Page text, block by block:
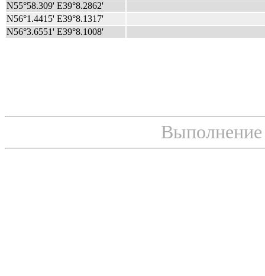
N55°58.309' E39°8.2862'
N56°1.4415' E39°8.1317'
N56°3.6551' E39°8.1008'
Выполнение